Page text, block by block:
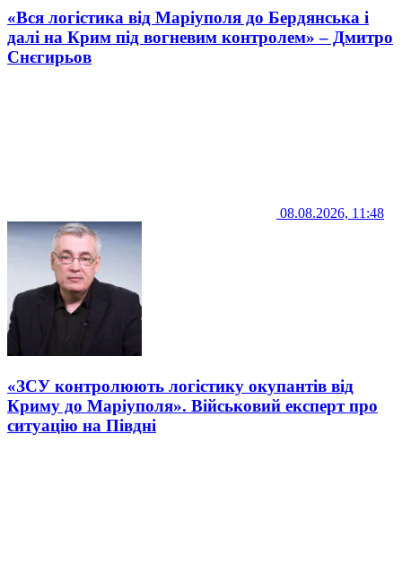
«Вся логістика від Маріуполя до Бердянська і
далі на Крим під вогневим контролем» – Дмитро
Снєгирьов
08.08.2026, 11:48
«ЗСУ контролюють логістику окупантів від
Криму до Маріуполя». Військовий експерт про
ситуацію на Півдні